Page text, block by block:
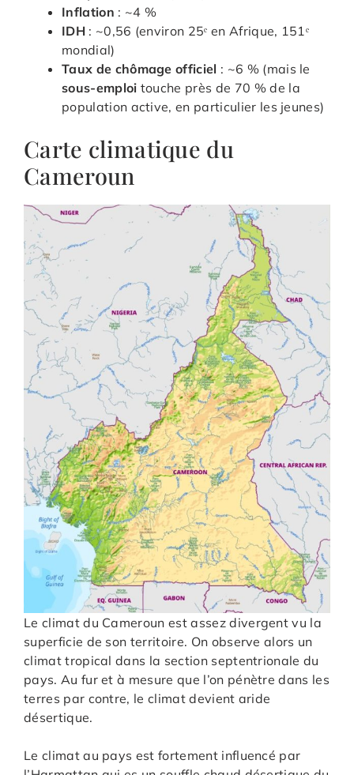
Inflation : ~4 %
IDH: ~0,56 (environ 25ᵉ en Afrique, 151ᵉ
mondial)
Taux de chômage officiel : ~6 % (mais le
sous-emploi touche près de 70 % de la
population active, en particulier les jeunes)
Carte climatique du
Cameroun
Le climat du Cameroun est assez divergent vu la
superficie de son territoire. On observe alors un
climat tropical dans la section septentrionale du
pays. Au fur et à mesure que l’on pénètre dans les
terres par contre, le climat devient aride
désertique.
Le climat au pays est fortement influencé par